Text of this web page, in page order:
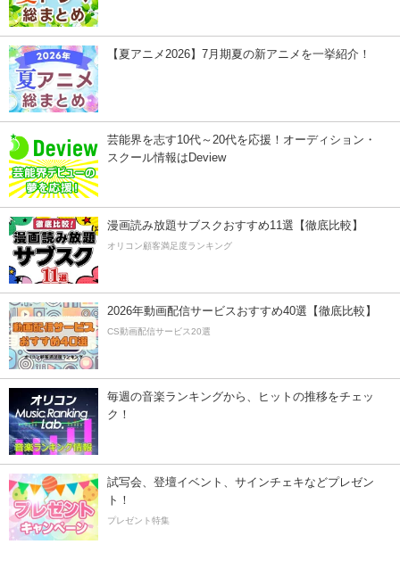
【夏アニメ2026】7月期夏の新アニメを一挙紹介！
芸能界を志す10代～20代を応援！オーディション・
スクール情報はDeview
漫画読み放題サブスクおすすめ11選【徹底比較】
オリコン顧客満足度ランキング
2026年動画配信サービスおすすめ40選【徹底比較】
CS動画配信サービス20選
毎週の音楽ランキングから、ヒットの推移をチェッ
ク！
試写会、登壇イベント、サインチェキなどプレゼン
ト！
プレゼント特集